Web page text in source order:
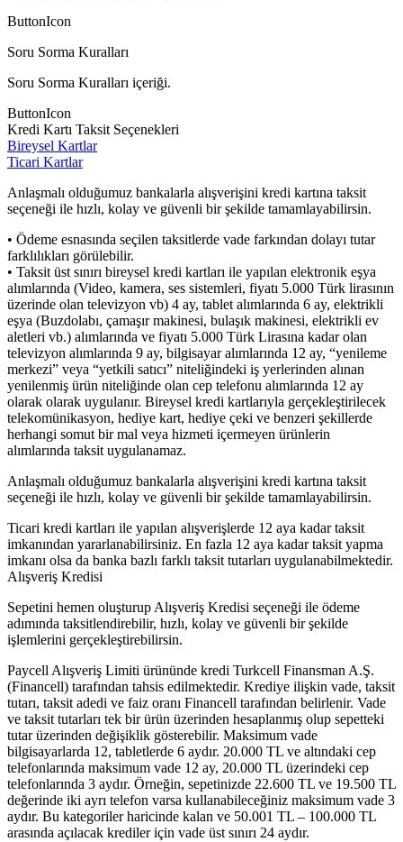
ButtonIcon
Soru Sorma Kuralları
Soru Sorma Kuralları içeriği.
ButtonIcon
Kredi Kartı Taksit Seçenekleri
Bireysel Kartlar
Ticari Kartlar
Anlaşmalı olduğumuz bankalarla alışverişini kredi kartına taksit
seçeneği ile hızlı, kolay ve güvenli bir şekilde tamamlayabilirsin.
• Ödeme esnasında seçilen taksitlerde vade farkından dolayı tutar
farklılıkları görülebilir.
• Taksit üst sınırı bireysel kredi kartları ile yapılan elektronik eşya
alımlarında (Video, kamera, ses sistemleri, fiyatı 5.000 Türk lirasının
üzerinde olan televizyon vb) 4 ay, tablet alımlarında 6 ay, elektrikli
eşya (Buzdolabı, çamaşır makinesi, bulaşık makinesi, elektrikli ev
aletleri vb.) alımlarında ve fiyatı 5.000 Türk Lirasına kadar olan
televizyon alımlarında 9 ay, bilgisayar alımlarında 12 ay, “yenileme
merkezi” veya “yetkili satıcı” niteliğindeki iş yerlerinden alınan
yenilenmiş ürün niteliğinde olan cep telefonu alımlarında 12 ay
olarak olarak uygulanır. Bireysel kredi kartlarıyla gerçekleştirilecek
telekomünikasyon, hediye kart, hediye çeki ve benzeri şekillerde
herhangi somut bir mal veya hizmeti içermeyen ürünlerin
alımlarında taksit uygulanamaz.
Anlaşmalı olduğumuz bankalarla alışverişini kredi kartına taksit
seçeneği ile hızlı, kolay ve güvenli bir şekilde tamamlayabilirsin.
Ticari kredi kartları ile yapılan alışverişlerde 12 aya kadar taksit
imkanından yararlanabilirsiniz. En fazla 12 aya kadar taksit yapma
imkanı olsa da banka bazlı farklı taksit tutarları uygulanabilmektedir.
Alışveriş Kredisi
Sepetini hemen oluşturup Alışveriş Kredisi seçeneği ile ödeme
adımında taksitlendirebilir, hızlı, kolay ve güvenli bir şekilde
işlemlerini gerçekleştirebilirsin.
Paycell Alışveriş Limiti ürününde kredi Turkcell Finansman A.Ş.
(Financell) tarafından tahsis edilmektedir. Krediye ilişkin vade, taksit
tutarı, taksit adedi ve faiz oranı Financell tarafından belirlenir. Vade
ve taksit tutarları tek bir ürün üzerinden hesaplanmış olup sepetteki
tutar üzerinden değişiklik gösterebilir. Maksimum vade
bilgisayarlarda 12, tabletlerde 6 aydır. 20.000 TL ve altındaki cep
telefonlarında maksimum vade 12 ay, 20.000 TL üzerindeki cep
telefonlarında 3 aydır. Örneğin, sepetinizde 22.600 TL ve 19.500 TL
değerinde iki ayrı telefon varsa kullanabileceğiniz maksimum vade 3
aydır. Bu kategoriler haricinde kalan ve 50.001 TL – 100.000 TL
arasında açılacak krediler için vade üst sınırı 24 aydır.